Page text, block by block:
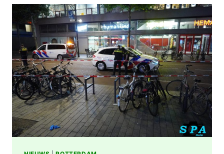
VUURWAPEN
UIT
MOORDONDERZOEK